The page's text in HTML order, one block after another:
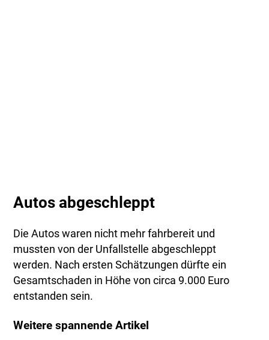
Autos abgeschleppt
Die Autos waren nicht mehr fahrbereit und
mussten von der Unfallstelle abgeschleppt
werden. Nach ersten Schätzungen dürfte ein
Gesamtschaden in Höhe von circa 9.000 Euro
entstanden sein.
Weitere spannende Artikel